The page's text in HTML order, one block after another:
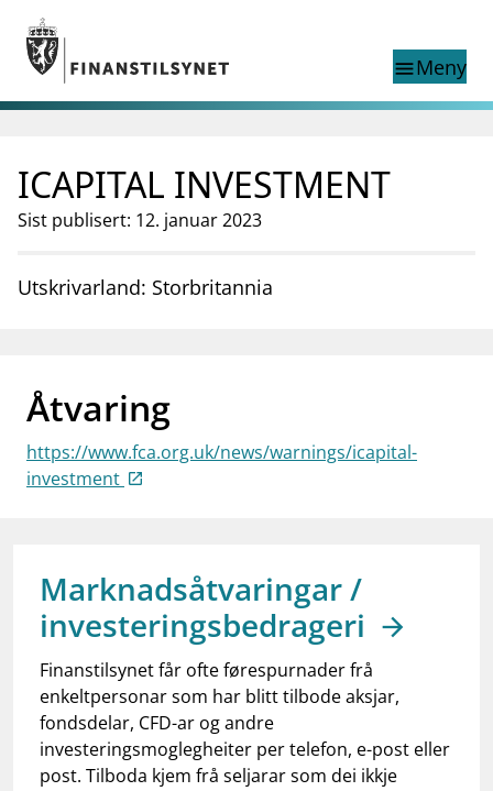
Gå til hovedinnhold
Gå til søkesiden
menuMeny
nettstedet
English
English
English home page
Tilsyn
Finanstilsynets registre
businessOm Finanstilsynet
mail_outlineKontakt oss
notifications_noneAbonner på nyhetsvarsel
ICAPITAL INVESTMENT
Sist publisert: 12. januar 2023
Utskrivarland: Storbritannia
Åtvaring
https://www.fca.org.uk/news/warnings/icapital-
investment
Marknadsåtvaringar /
investeringsbedrageri
Finanstilsynet får ofte førespurnader frå
enkeltpersonar som har blitt tilbode aksjar,
fondsdelar, CFD-ar og andre
investeringsmoglegheiter per telefon, e-post eller
post. Tilboda kjem frå seljarar som dei ikkje